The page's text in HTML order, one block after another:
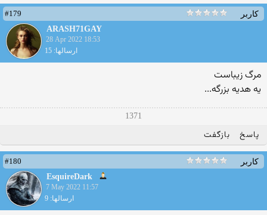
کاربر
#179
ARASH71GAY
28 Apr 2022 18:53
ارسالها: 15
مرگ زیباست
یه هدیه بزرگه...
1371
پاسخ بازگفت
کاربر
#180
EsquireDark
7 May 2022 11:57
ارسالها: 9